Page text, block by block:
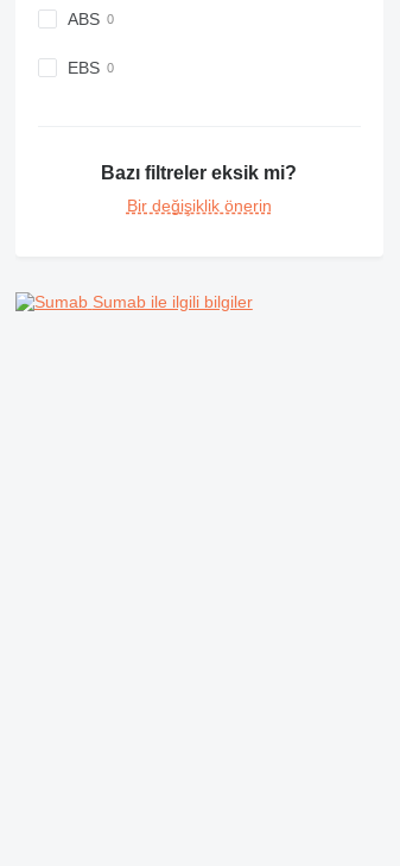
ABS
EBS
Bazı filtreler eksik mi?
Bir değişiklik önerin
Sumab ile ilgili bilgiler